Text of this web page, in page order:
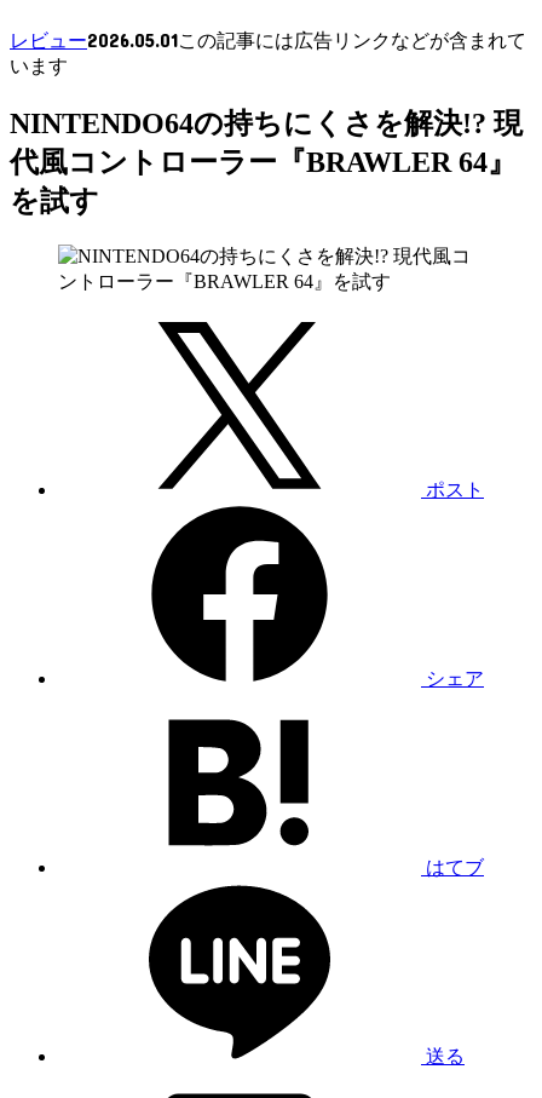
レビュー2026.05.01この記事には広告リンクなどが含まれて
います
NINTENDO64の持ちにくさを解決!? 現
代風コントローラー『BRAWLER 64』
を試す
ポスト
シェア
はてブ
送る